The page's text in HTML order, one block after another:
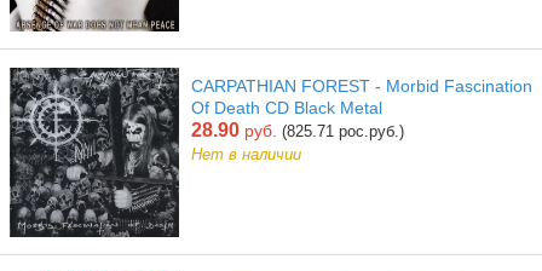
CARPATHIAN FOREST - Morbid Fascination
Of Death CD Black Metal
28.90 руб. (825.71 рос.руб.)
Нет в наличии